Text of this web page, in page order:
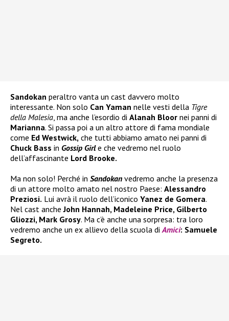
Sandokan peraltro vanta un cast davvero molto
interessante. Non solo Can Yaman nelle vesti della Tigre
della Malesia, ma anche l’esordio di Alanah Bloor nei panni di
Marianna. Si passa poi a un altro attore di fama mondiale
come Ed Westwick, che tutti abbiamo amato nei panni di
Chuck Bass in Gossip Girle che vedremo nel ruolo
dell’affascinante Lord Brooke.
Ma non solo! Perché in Sandokan vedremo anche la presenza
di un attore molto amato nel nostro Paese: Alessandro
Preziosi. Lui avrà il ruolo dell’iconico Yanez de Gomera.
Nel cast ancheJohn Hannah, Madeleine Price, Gilberto
Gliozzi, Mark Grosy. Ma c’è anche una sorpresa: tra loro
vedremo anche un ex allievo della scuola diAmici: Samuele
Segreto.